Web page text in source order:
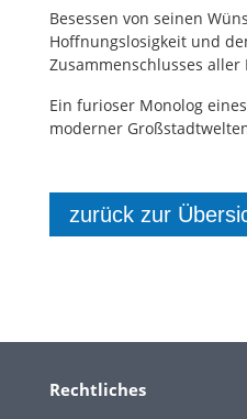
Besessen von seinen
Hoffnungslosigkeit und
Zusammenschlusses
Ein furioser Monolog
moderner
zurück zur
Rechtliches